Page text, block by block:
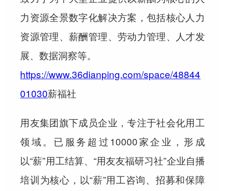
力资源全景数字化解决方案，包括核心人力
资源管理、薪酬管理、劳动力管理、人才发
展、数据洞察等。
https://www.36dianping.com/space/48844
01030薪福社
用友集团旗下成员企业，专注于社会化用工
领域。已服务超过10000家企业，形成
以“薪”用工结算、“用友友福研习社”企业自播
培训为核心，以“薪”用工咨询、招募和保障